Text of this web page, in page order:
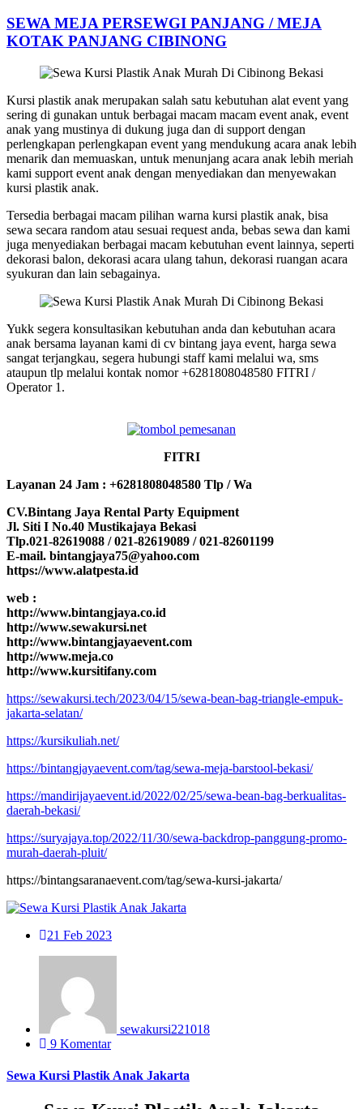
SEWA MEJA PERSEWGI PANJANG / MEJA
KOTAK PANJANG CIBINONG
Kursi plastik anak merupakan salah satu kebutuhan alat event yang
sering di gunakan untuk berbagai macam macam event anak, event
anak yang mustinya di dukung juga dan di support dengan
perlengkapan perlengkapan event yang mendukung acara anak lebih
menarik dan memuaskan, untuk menunjang acara anak lebih meriah
kami support event anak dengan menyediakan dan menyewakan
kursi plastik anak.
Tersedia berbagai macam pilihan warna kursi plastik anak, bisa
sewa secara random atau sesuai request anda, bebas sewa dan kami
juga menyediakan berbagai macam kebutuhan event lainnya, seperti
dekorasi balon, dekorasi acara ulang tahun, dekorasi ruangan acara
syukuran dan lain sebagainya.
Yukk segera konsultasikan kebutuhan anda dan kebutuhan acara
anak bersama layanan kami di cv bintang jaya event, harga sewa
sangat terjangkau, segera hubungi staff kami melalui wa, sms
ataupun tlp melalui kontak nomor +6281808048580 FITRI /
Operator 1.
FITRI
Layanan 24 Jam : +6281808048580 Tlp / Wa
CV.Bintang Jaya Rental Party Equipment
Jl. Siti I No.40 Mustikajaya Bekasi
Tlp.021-82619088 / 021-82619089 / 021-82601199
E-mail. bintangjaya75@yahoo.com
https://www.alatpesta.id
web :
http://www.bintangjaya.co.id
http://www.sewakursi.net
http://www.bintangjayaevent.com
http://www.meja.co
http://www.kursitifany.com
https://sewakursi.tech/2023/04/15/sewa-bean-bag-triangle-empuk-
jakarta-selatan/
https://kursikuliah.net/
https://bintangjayaevent.com/tag/sewa-meja-barstool-bekasi/
https://mandirijayaevent.id/2022/02/25/sewa-bean-bag-berkualitas-
daerah-bekasi/
https://suryajaya.top/2022/11/30/sewa-backdrop-panggung-promo-
murah-daerah-pluit/
https://bintangsaranaevent.com/tag/sewa-kursi-jakarta/
21 Feb 2023
sewakursi221018
9 Komentar
Sewa Kursi Plastik Anak Jakarta